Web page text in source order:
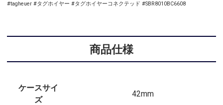
#tagheuer #タグホイヤー #タグホイヤーコネクテッド #SBR8010BC6608
商品仕様
ケースサイ
ズ
42mm